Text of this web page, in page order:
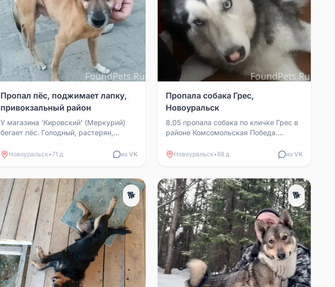
Пропал пёс, поджимает лапку,
привокзальный район
У магазина 'Кировский' (Меркурий)
бегает пёс. Голодный, растерян,
видели его с хозяйкой в ...
Новоуральск•71 д из VK
Пропала собака Грес,
Новоуральск
8.05 пропала собака по кличке Грес в
районе Комсомольская Победа.
+79022790837 Елена
Новоуральск• 88 д из VK
🐕 🐕